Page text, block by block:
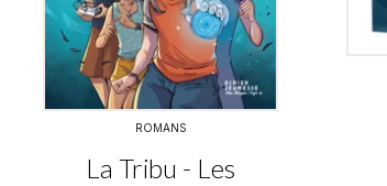
ROMANS
La Tribu - Les